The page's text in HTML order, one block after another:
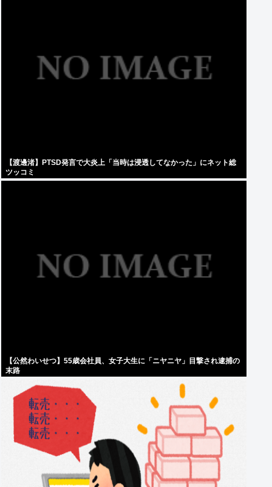
【渡邊渚】PTSD発言で大炎上「当時は浸透してなかった」にネット総
ツッコミ
【公然わいせつ】55歳会社員、女子大生に「ニヤニヤ」目撃され逮捕の
末路